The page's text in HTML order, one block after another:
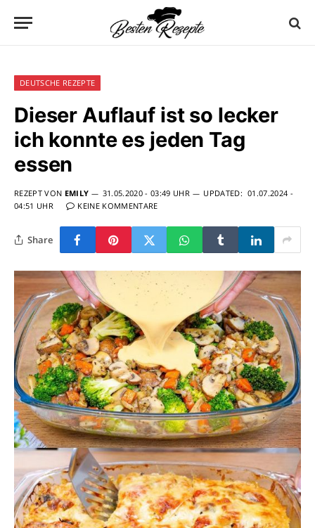
DEUTSCHE REZEPTE
Dieser Auflauf ist so lecker
ich konnte es jeden Tag
essen
REZEPT VON EMILY 31.05.2020 - 03:49 UHR UPDATED: 01.07.2024 -
04:51 UHR
KEINE KOMMENTARE
Share